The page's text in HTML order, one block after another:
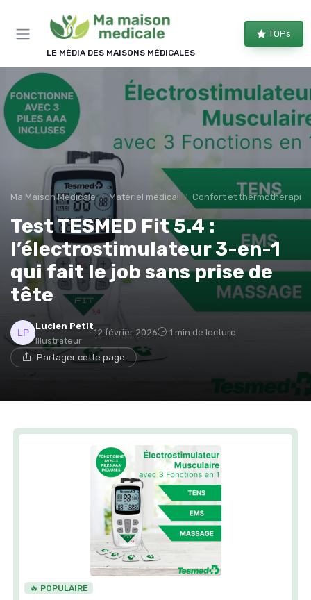
LE MÉDIA DES MAISONS MÉDICALES
TOPs
Ma Maison Médicale Matériel médical Confort et thermothérapie
Test TESMED Fit 5.4 :
l’électrostimulateur 3-en-1
qui fait le job sans prise de
tête
Lucien Petit
Illustrateur
12 février 2026 1 min de lecture
Partager cette page
🔥 POPULAIRE